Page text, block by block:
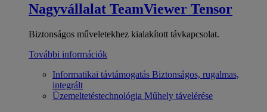
Nagyvállalat TeamViewer Tensor
Biztonságos műveletekhez kialakított távkapcsolat.
További információk
Informatikai távtámogatás Biztonságos, rugalmas,
integrált
Üzemeltetéstechnológia Műhely távelérése